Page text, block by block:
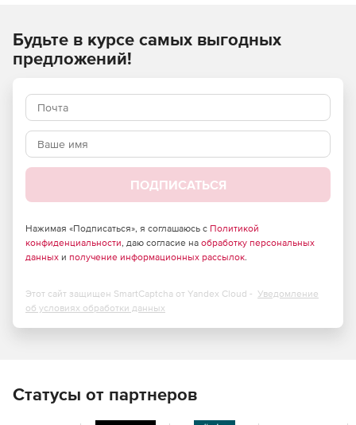
данных и интеграции с другими системами предприятия
через API с открытыми исходными кодами. Базовые
компоненты основаны на технологии Java и могут
платформе и операционной системе.
Готовые решения, основанные на платформе AggreGate,
включают:
Мониторинг и управление сетями.
Контроль доступа.
Автоматизация зданий.
Управление торговыми и платежными автоматами.
Будьте в курсе самых выгодных
предложений!
ПОДПИСАТЬСЯ
Нажимая «Подписаться», я соглашаюсь с Политикой
конфиденциальности, даю согласие на обработку персональных
данных и получение информационных рассылок.
Этот сайт защищен SmartCaptcha от Yandex Cloud - Уведомление
об условиях обработки данных
Статусы от партнеров